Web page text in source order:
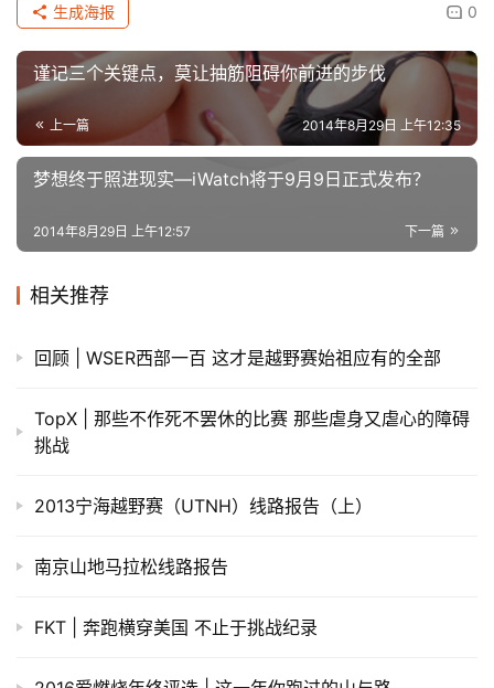
0
生成海报
谨记三个关键点，莫让抽筋阻碍你前进的步伐
上一篇 2014年8月29日 上午12:35
梦想终于照进现实—iWatch将于9月9日正式发布？
下一篇
2014年8月29日 上午12:57
相关推荐
回顾 | WSER西部一百 这才是越野赛始祖应有的全部
TopX | 那些不作死不罢休的比赛 那些虐身又虐心的障碍
挑战
2013宁海越野赛（UTNH）线路报告（上）
南京山地马拉松线路报告
FKT | 奔跑横穿美国 不止于挑战纪录